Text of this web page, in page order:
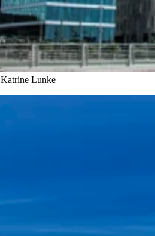
Katrine Lunke